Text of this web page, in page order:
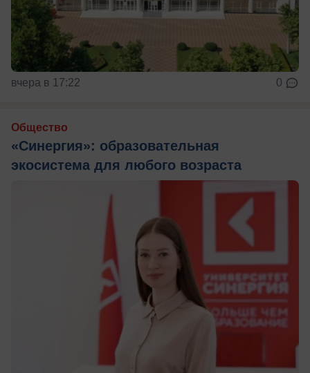
вчера в 17:22 0
Общество
«Синергия»: образовательная
экосистема для любого возраста